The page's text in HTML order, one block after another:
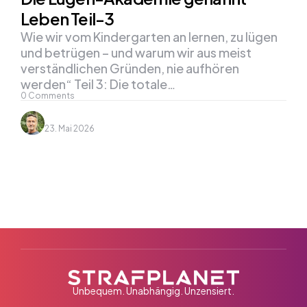
Leben Teil-3
0 Comments
Wie wir vom Kindergarten an lernen, zu lügen
und betrügen – und warum wir aus meist
verständlichen Gründen, nie aufhören
werden“ Teil 3: Die totale…
23. Mai 2026
Unbequem. Unabhängig. Unzensiert.